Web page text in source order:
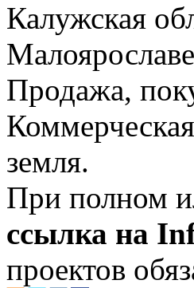
Калужская
Продажа,
земля.
При полном
ссылка на
проектов